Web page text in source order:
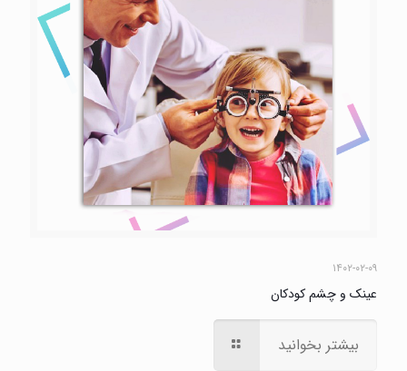
۱۴۰۲-۰۲-۰۹
عینک و چشم کودکان
بیشتر بخوانید